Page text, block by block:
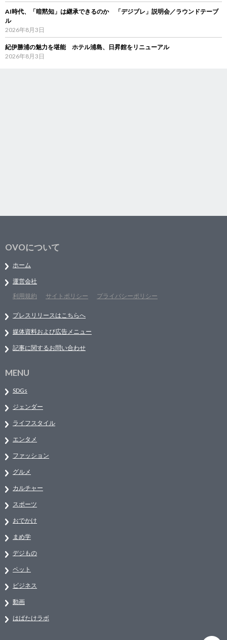
AI時代、「暗黙知」は継承できるのか 「デジブレ」説明会／ラウンドテーブ
ル
2026年8月3日
紀伊勝浦の魅力を堪能 ホテル浦島、日昇館をリニューアル
2026年8月3日
OVOについて
ホーム
運営会社
利用規約
サイトポリシー プライバシーポリシー
プレスリリースはこちらへ
媒体資料および広告メニュー
記事に関するお問い合わせ
MENU
SDGs
ジェンダー
ライフスタイル
エンタメ
ファッション
グルメ
カルチャー
スポーツ
おでかけ
まめ学
デジもの
ペット
ビジネス
動画
はばたけラボ